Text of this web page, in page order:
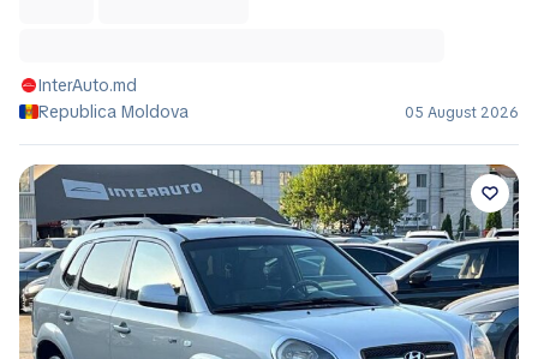
InterAuto.md
Republica Moldova
05 August 2026